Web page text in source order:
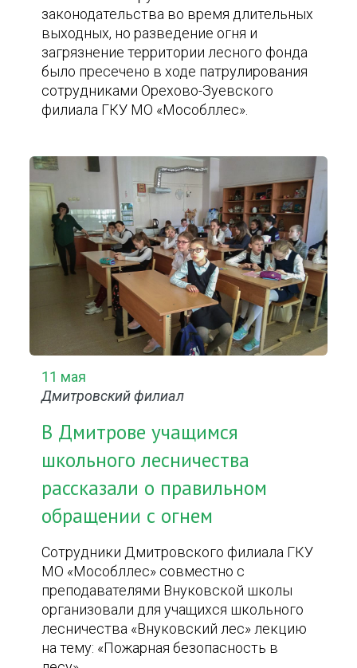
законодательства во время длительных
выходных, но разведение огня и
загрязнение территории лесного фонда
было пресечено в ходе патрулирования
сотрудниками Орехово-Зуевского
филиала ГКУ МО «Мособллес».
11 мая
Дмитровский филиал
В Дмитрове учащимся
школьного лесничества
рассказали о правильном
обращении с огнем
Сотрудники Дмитровского филиала ГКУ
МО «Мособллес» совместно с
преподавателями Внуковской школы
организовали для учащихся школьного
лесничества «Внуковский лес» лекцию
на тему: «Пожарная безопасность в